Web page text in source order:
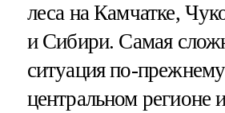
леса на Камчатке,
и Сибири. Самая
ситуация по-
центральном регионе